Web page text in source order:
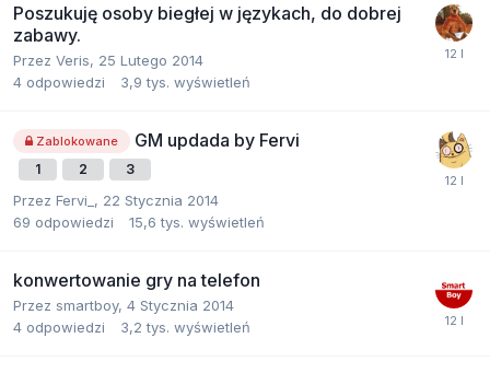
Poszukuję osoby biegłej w językach, do dobrej
zabawy.
Przez Veris, 25 Lutego 2014
4 odpowiedzi 3,9 tys. wyświetleń
Zablokowane GM updada by Fervi
1 2 3
Przez Fervi_ , 22 Stycznia 2014
69 odpowiedzi 15,6 tys. wyświetleń
konwertowanie gry na telefon
Przez smartboy, 4 Stycznia 2014
4 odpowiedzi 3,2 tys. wyświetleń